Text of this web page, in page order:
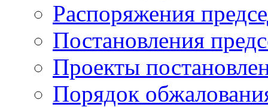
Распоряжения
Постановления
Проекты
Порядок